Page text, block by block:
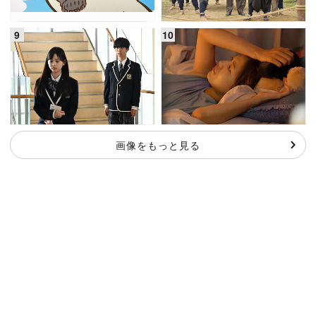
画像をもっと見る